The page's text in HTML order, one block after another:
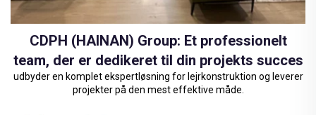
CDPH (HAINAN) Group: Et professionelt
team, der er dedikeret til din projekts succes
udbyder en komplet ekspertløsning for lejrkonstruktion og leverer
projekter på den mest effektive måde.